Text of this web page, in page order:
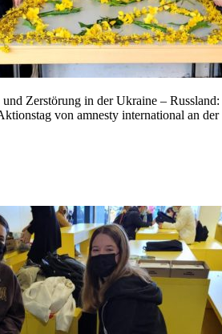
Zerstörung in der Ukraine –
von amnesty international an